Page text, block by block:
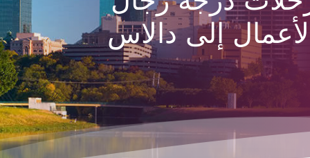
إلى دالاس